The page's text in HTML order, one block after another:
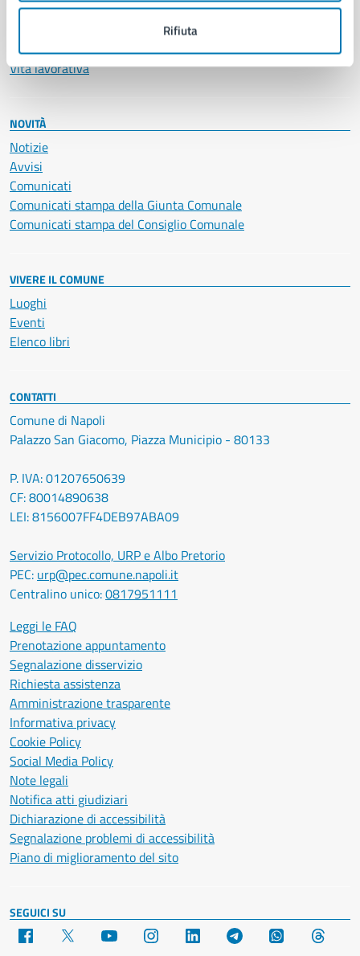
Rifiuta
Imprese e commercio
Salute, benessere e assistenza
Servizi Cimiteriali
Vita lavorativa
NOVITÀ
Notizie
Avvisi
Comunicati
Comunicati stampa della Giunta Comunale
Comunicati stampa del Consiglio Comunale
VIVERE IL COMUNE
Luoghi
Eventi
Elenco libri
CONTATTI
Comune di Napoli
Palazzo San Giacomo, Piazza Municipio - 80133
P. IVA: 01207650639
CF: 80014890638
LEI: 8156007FF4DEB97ABA09
Servizio Protocollo, URP e Albo Pretorio
PEC: urp@pec.comune.napoli.it
Centralino unico:0817951111
Leggi le FAQ
Prenotazione appuntamento
Segnalazione disservizio
Richiesta assistenza
Amministrazione trasparente
Informativa privacy
Cookie Policy
Social Media Policy
Note legali
Notifica atti giudiziari
Dichiarazione di accessibilità
Segnalazione problemi di accessibilità
Piano di miglioramento del sito
SEGUICI SU
Facebook YouTube Instagram LinkedIn Telegram WhatsApp